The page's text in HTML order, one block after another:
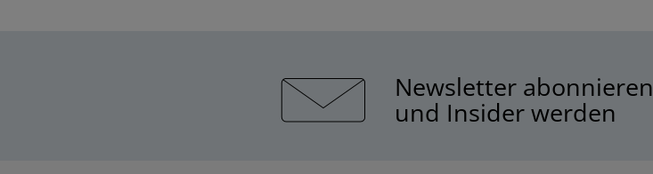
Newsletter abonnieren
und Insider werden